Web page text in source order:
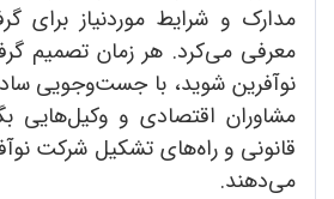
مدارک و شرایط موردنیاز برای
معرفی می‌کرد. هر زمان تصمیم
نوآفرین شوید، با جست‌وجویی
مشاوران اقتصادی و وکیل‌هایی
قانونی و راه‌های تشکیل شرکت
می‌دهند.